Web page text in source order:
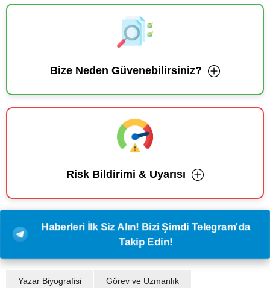
Bize Neden Güvenebilirsiniz?
Risk Bildirimi & Uyarısı
Haberleri İlk Siz Alın! Bizi Şimdi Telegram'da
Takip Edin!
Yazar Biyografisi Görev ve Uzmanlık